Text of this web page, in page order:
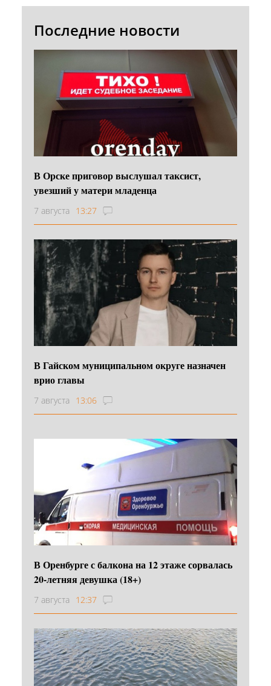
Последние новости
В Орске приговор выслушал таксист,
увезший у матери младенца
7 августа 13:27
В Гайском муниципальном округе назначен
врио главы
7 августа 13:06
В Оренбурге с балкона на 12 этаже сорвалась
20-летняя девушка (18+)
7 августа 12:37